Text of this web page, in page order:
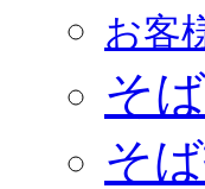
お客
そ
そ